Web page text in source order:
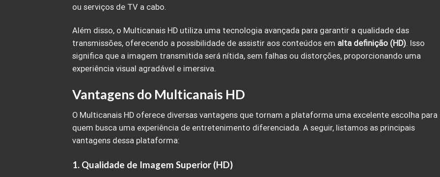
ou serviços de TV a cabo.
Além disso, o Multicanais HD utiliza uma tecnologia avançada para garantir a qualidade das
transmissões, oferecendo a possibilidade de assistir aos conteúdos em alta definição (HD). Isso
significa que a imagem transmitida será nítida, sem falhas ou distorções, proporcionando uma
experiência visual agradável e imersiva.
Vantagens do Multicanais HD
O Multicanais HD oferece diversas vantagens que tornam a plataforma uma excelente escolha para
quem busca uma experiência de entretenimento diferenciada. A seguir, listamos as principais
vantagens dessa plataforma:
1. Qualidade de Imagem Superior (HD)